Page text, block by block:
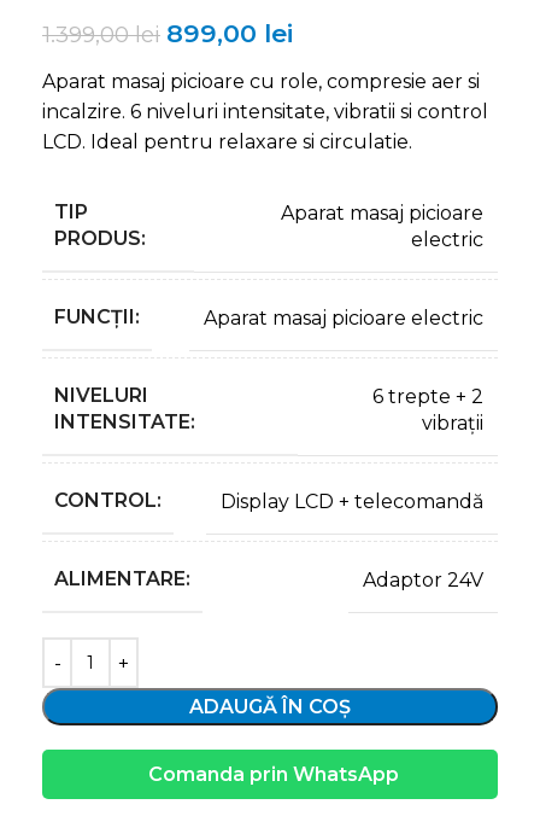
1.399,00lei 899,00 lei
Aparat masaj picioare cu role, compresie aer si
incalzire. 6 niveluri intensitate, vibratii si control
LCD. Ideal pentru relaxare si circulatie.
TIP
PRODUS:
Aparat masaj picioare
electric
FUNCȚII: Aparat masaj picioare electric
NIVELURI
INTENSITATE:
6 trepte + 2
vibrații
CONTROL: Display LCD + telecomandă
ALIMENTARE: Adaptor 24V
ADAUGĂ ÎN COȘ
Comanda prin WhatsApp